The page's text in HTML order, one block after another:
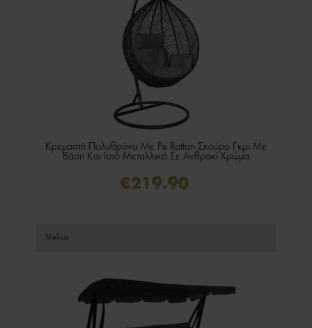
Κρεμαστή Πολυθρόνα Με Ρe Rattan Σκούρο Γκρι Mε
Βάση Και Ιστό Μεταλλικό Σε Ανθρακί Χρώμα
€219.90
Velco